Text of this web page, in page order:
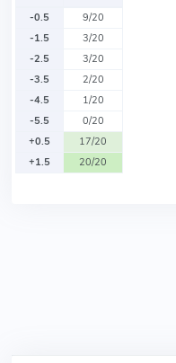
-0.5
9/20
-1.5
3/20
-2.5
3/20
-3.5
2/20
-4.5
1/20
-5.5
0/20
+0.5
17/20
+1.5
20/20